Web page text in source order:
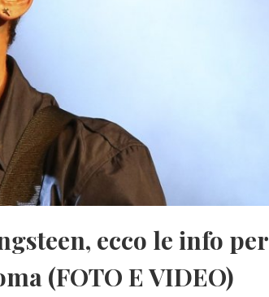
ecco le info per
(FOTO E VIDEO)